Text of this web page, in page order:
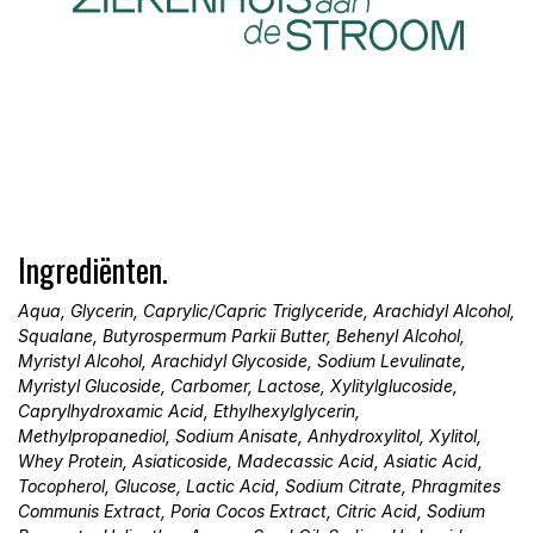
Ingrediënten.
Aqua, Glycerin, Caprylic/Capric Triglyceride, Arachidyl Alcohol,
Squalane, Butyrospermum Parkii Butter, Behenyl Alcohol,
Myristyl Alcohol, Arachidyl Glycoside, Sodium Levulinate,
Myristyl Glucoside, Carbomer, Lactose, Xylitylglucoside,
Caprylhydroxamic Acid, Ethylhexylglycerin,
Methylpropanediol, Sodium Anisate, Anhydroxylitol, Xylitol,
Whey Protein, Asiaticoside, Madecassic Acid, Asiatic Acid,
Tocopherol, Glucose, Lactic Acid, Sodium Citrate, Phragmites
Communis Extract, Poria Cocos Extract, Citric Acid, Sodium